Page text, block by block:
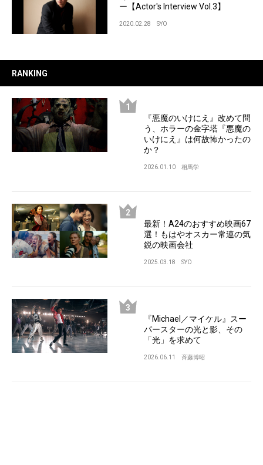
ー【Actor's Interview Vol.3】
2020.02.28 SYO
RANKING
『悪魔のいけにえ』改めて問
う、ホラーの金字塔『悪魔の
いけにえ』は何故怖かったの
か？
2026.01.10 相馬学
最新！A24のおすすめ映画67
選！もはやオスカー常連の気
鋭の映画会社
2025.03.18 SYO
『Michael／マイケル』スー
パースターの光と影、その
「光」を求めて
2026.06.11 斉藤博昭